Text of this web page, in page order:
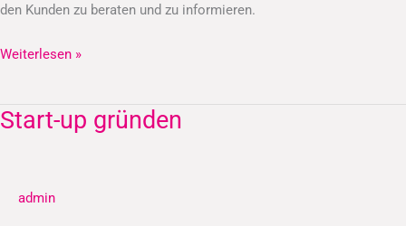
den Kunden zu beraten und zu informieren.
Weiterlesen »
Start-up gründen
admin
Start-